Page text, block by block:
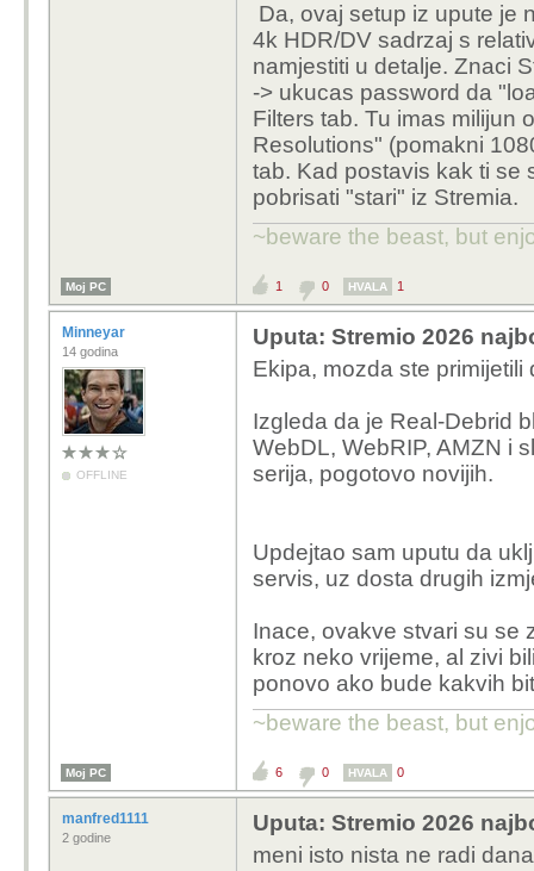
film nudi 15-tak
7-8 GB. Ne
recimo ko prije što
filove terat, a i da
osobno najbolji.
nešta učiniti. Hvala.
Da, ovaj setup iz upute je
4k HDR/DV sadrzaj s
namjestiti u detalje. Znaci
-> ukucas password da
Filters tab. Tu imas milijun
Resolutions" (pomakni
tab. Kad postavis kak ti se
pobrisati "stari" iz Stremia.
~beware the beast, but
Moj PC 1 0 HVALA 1
Minneyar
14 godina
OFFLINE
Uputa: Stremio 2026
Ekipa, mozda ste
Izgleda da je Real-Debrid
WebDL, WebRIP, AMZN i
serija, pogotovo novijih.
Updejtao sam uputu da
servis, uz dosta drugih
Inace, ovakve stvari su se
kroz neko vrijeme, al zivi
ponovo ako bude kakvih
~beware the beast, but
Moj PC 6 0 HVALA 0
manfred1111
2 godine
Uputa: Stremio 2026
meni isto nista ne radi